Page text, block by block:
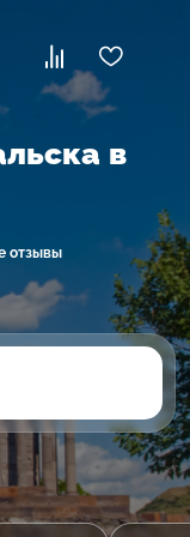
в
отзывы